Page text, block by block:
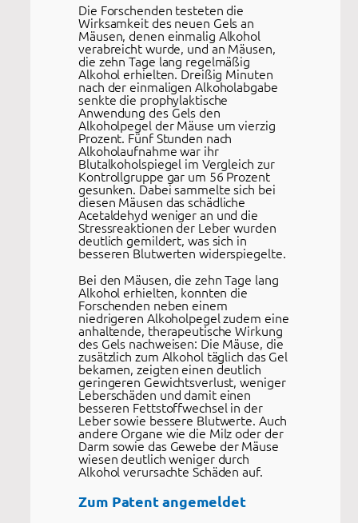
Die Forschenden testeten die
Wirksamkeit des neuen Gels an
Mäusen, denen einmalig Alkohol
verabreicht wurde, und an Mäusen,
die zehn Tage lang regelmäßig
Alkohol erhielten. Dreißig Minuten
nach der einmaligen Alkoholabgabe
senkte die prophylaktische
Anwendung des Gels den
Alkoholpegel der Mäuse um vierzig
Prozent. Fünf Stunden nach
Alkoholaufnahme war ihr
Blutalkoholspiegel im Vergleich zur
Kontrollgruppe gar um 56 Prozent
gesunken. Dabei sammelte sich bei
diesen Mäusen das schädliche
Acetaldehyd weniger an und die
Stressreaktionen der Leber wurden
deutlich gemildert, was sich in
besseren Blutwerten widerspiegelte.
Bei den Mäusen, die zehn Tage lang
Alkohol erhielten, konnten die
Forschenden neben einem
niedrigeren Alkoholpegel zudem eine
anhaltende, therapeutische Wirkung
des Gels nachweisen: Die Mäuse, die
zusätzlich zum Alkohol täglich das Gel
bekamen, zeigten einen deutlich
geringeren Gewichtsverlust, weniger
Leberschäden und damit einen
besseren Fettstoffwechsel in der
Leber sowie bessere Blutwerte. Auch
andere Organe wie die Milz oder der
Darm sowie das Gewebe der Mäuse
wiesen deutlich weniger durch
Alkohol verursachte Schäden auf.
Zum Patent angemeldet